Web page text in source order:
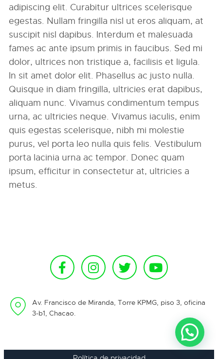
adipiscing elit. Curabitur ultrices scelerisque
egestas. Nullam fringilla nisl ut eros aliquam, at
suscipit nisl dapibus. Interdum et malesuada
fames ac ante ipsum primis in faucibus. Sed mi
dolor, ultrices non tristique a, facilisis et ligula.
In sit amet dolor elit. Phasellus ac justo nulla.
Quisque in diam fringilla, ultricies erat dapibus,
aliquam nunc. Vivamus condimentum tempus
urna, ac ultricies neque. Vivamus iaculis, enim
quis egestas scelerisque, nibh mi molestie
purus, vel porta leo nulla quis felis. Vestibulum
porta lacinia urna ac tempor. Donec quam
ipsum, efficitur in consectetur at, ultricies a
metus.
Av. Francisco de Miranda, Torre KPMG, piso 3, oficina
3-b1, Chacao.